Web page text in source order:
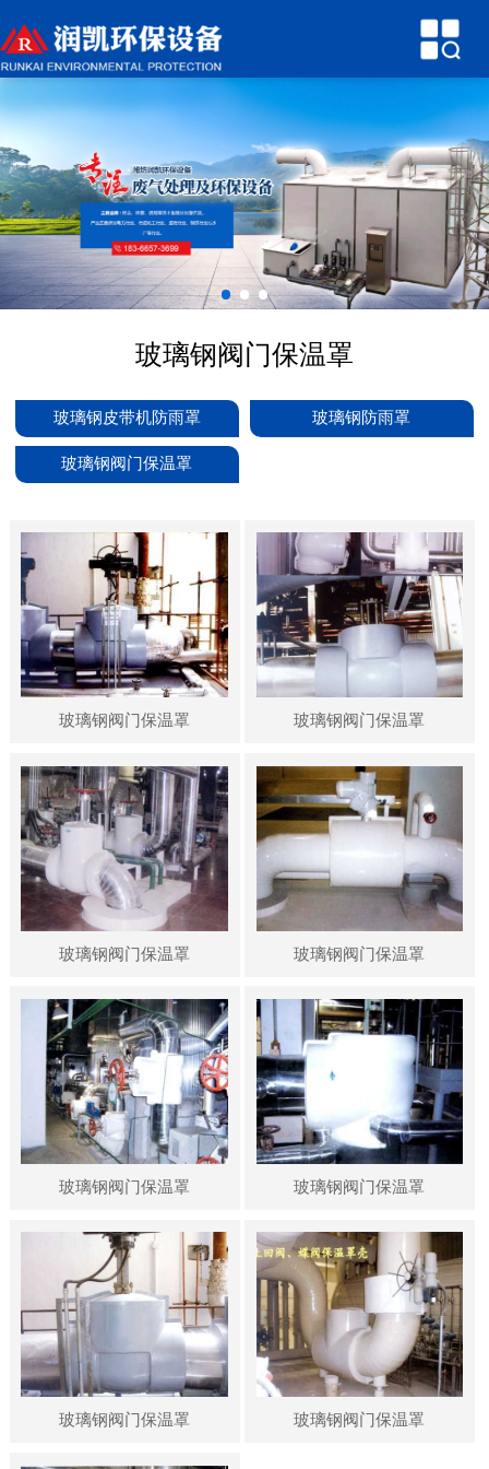
关于润凯
产品中心
新闻中心
技术参数
行业知识
环保案例
联系我们
玻璃钢阀门保温罩
玻璃钢皮带机防雨罩 玻璃钢防雨罩
玻璃钢阀门保温罩
玻璃钢阀门保温罩 玻璃钢阀门保温罩
玻璃钢阀门保温罩 玻璃钢阀门保温罩
玻璃钢阀门保温罩 玻璃钢阀门保温罩
玻璃钢阀门保温罩 玻璃钢阀门保温罩